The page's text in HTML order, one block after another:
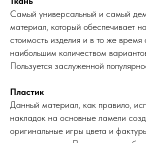
Самый универсальный и самый
материал, который обеспечивает
стоимость изделия и в то же время
наибольшим количеством
Пользуется заслуженной
Пластик
Данный материал, как правило,
накладок на основные ламели
оригинальные игры цвета и